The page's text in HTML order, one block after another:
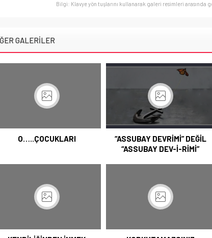
Bilgi: Klavye yön tuşlarını kullanarak galeri resimleri arasında
GALERİLER
O…..ÇOCUKLARI
“ASSUBAY DEVRİMİ” DEĞİL
“ASSUBAY DEV-İ-RİMİ”